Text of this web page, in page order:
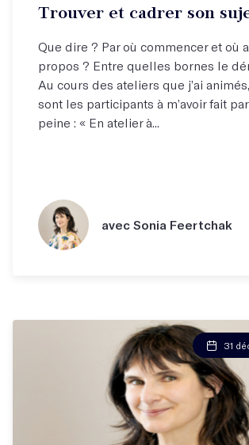
Trouver et cadrer son
Que dire ? Par où commencer et où
propos ? Entre quelles bornes le
Au cours des ateliers que j’ai
sont les participants à m’avoir fait
peine : « En atelier à...
avec Sonia Feertchak
31